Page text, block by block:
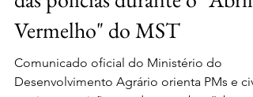
Núcleo de Notícias
Governo Lula restringe ação